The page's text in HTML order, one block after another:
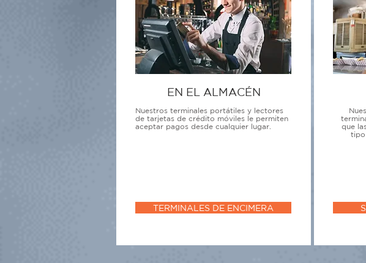
EN EL ALMACÉN
Nuestros terminales portátiles y lectores
de tarjetas de crédito móviles le permiten
aceptar pagos desde cualquier lugar.
TERMINALES DE ENCIMERA
que
tipo